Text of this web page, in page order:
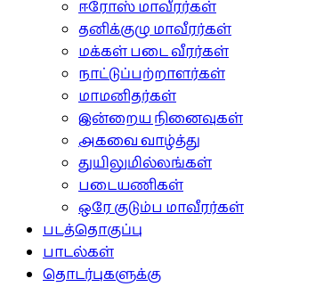
ஈரோஸ் மாவீரர்கள்
தனிக்குழு மாவீரர்கள்
மக்கள் படை வீரர்கள்
நாட்டுப்பற்றாளர்கள்
மாமனிதர்கள்
இன்றைய நினைவுகள்
அகவை வாழ்த்து
துயிலுமில்லங்கள்
படையணிகள்
ஒரே குடும்ப மாவீரர்கள்
படத்தொகுப்பு
பாடல்கள்
தொடர்புகளுக்கு